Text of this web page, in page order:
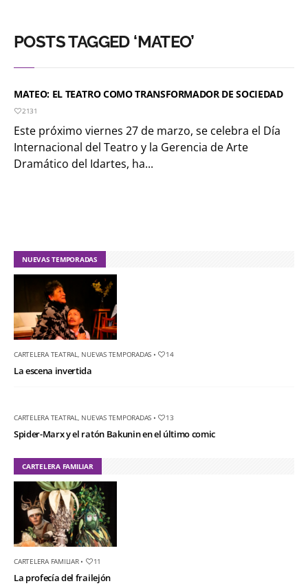
POSTS TAGGED ‘MATEO’
MATEO: EL TEATRO COMO TRANSFORMADOR DE SOCIEDAD
2131
Este próximo viernes 27 de marzo, se celebra el Día
Internacional del Teatro y la Gerencia de Arte
Dramático del Idartes, ha...
NUEVAS TEMPORADAS
CARTELERA TEATRAL NUEVAS TEMPORADAS • 14
La escena invertida
CARTELERA TEATRAL NUEVAS TEMPORADAS • 13
Spider-Marx y el ratón Bakunin en el último comic
CARTELERA FAMILIAR
CARTELERA FAMILIAR• 11
La profecía del frailejón